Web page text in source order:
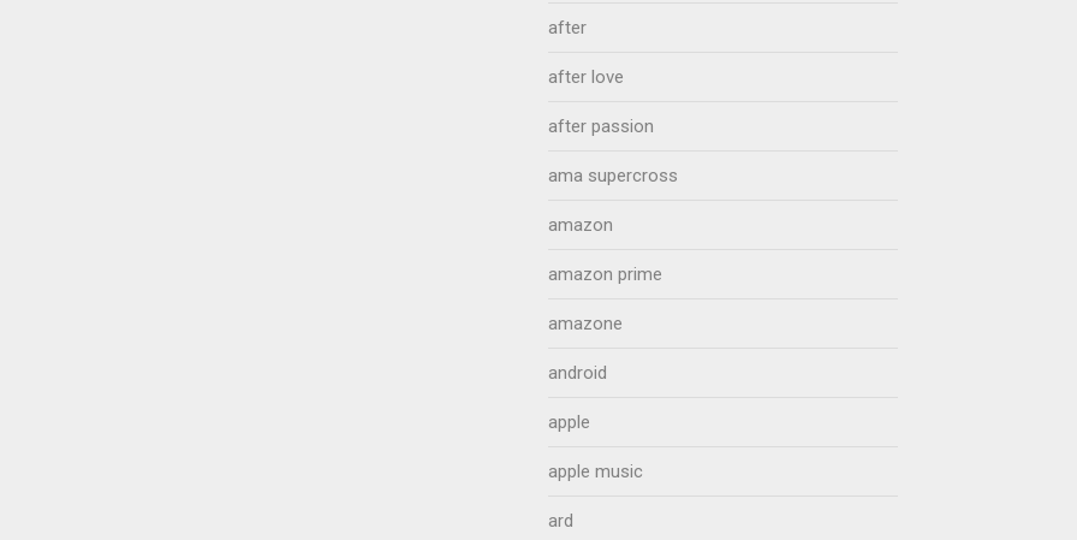
after
after love
after passion
ama supercross
amazon
amazon prime
amazone
android
apple
apple music
ard